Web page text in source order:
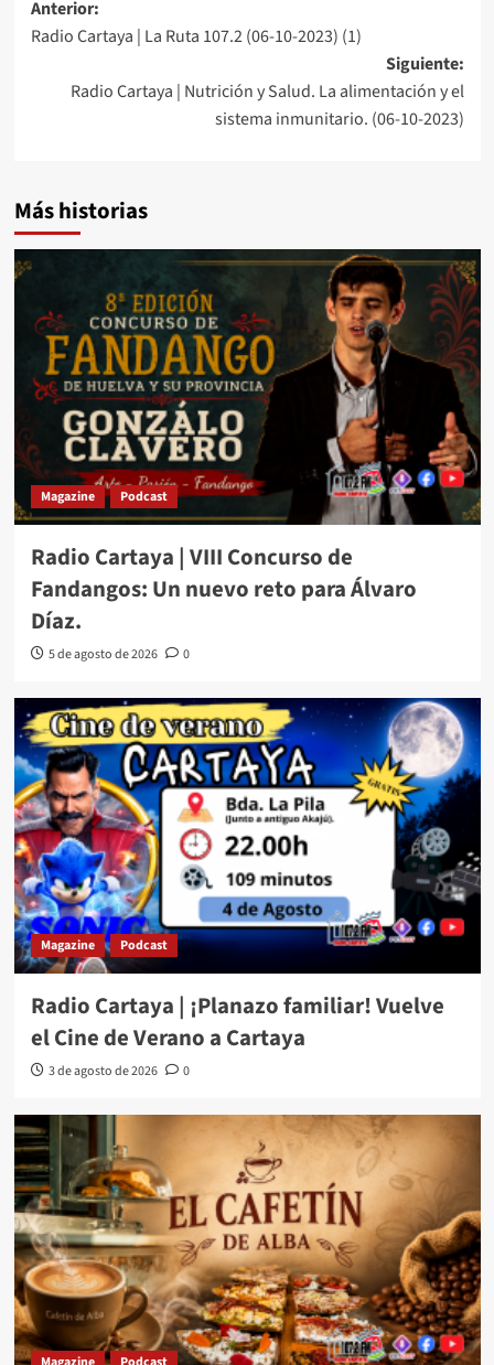
Anterior:
Radio Cartaya | La Ruta 107.2 (06-10-2023) (1)
Siguiente:
Radio Cartaya | Nutrición y Salud. La alimentación y el
sistema inmunitario. (06-10-2023)
Más historias
Magazine Podcast
Radio Cartaya | VIII Concurso de
Fandangos: Un nuevo reto para Álvaro
Díaz.
5 de agosto de 2026 0
Magazine Podcast
Radio Cartaya | ¡Planazo familiar! Vuelve
el Cine de Verano a Cartaya
3 de agosto de 2026 0